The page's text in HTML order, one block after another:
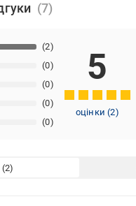
(0)
(0)
(0)
(0)
(2)
5
оцінки(2)